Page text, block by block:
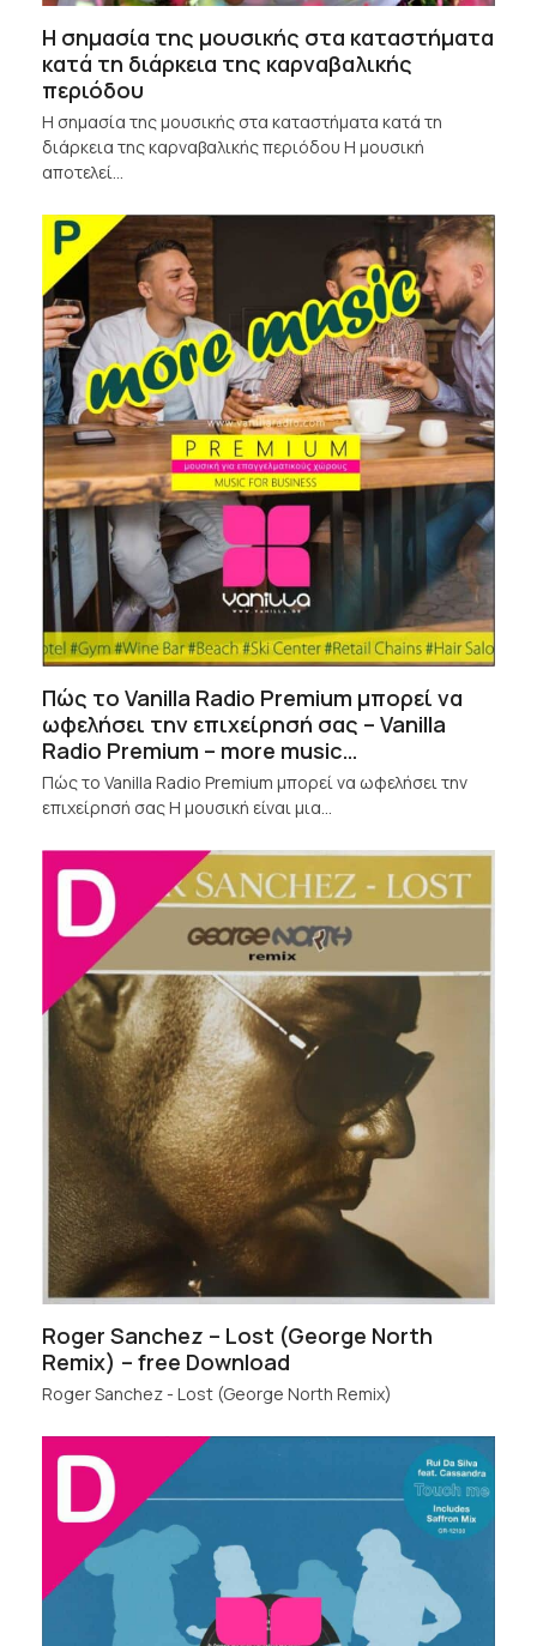
Η σημασία της μουσικής στα καταστήματα
κατά τη διάρκεια της καρναβαλικής
περιόδου
Η σημασία της μουσικής στα καταστήματα κατά τη
διάρκεια της καρναβαλικής περιόδου Η μουσική
αποτελεί…
Πώς το Vanilla Radio Premium μπορεί να
ωφελήσει την επιχείρησή σας – Vanilla
Radio Premium – more music…
Πώς το Vanilla Radio Premium μπορεί να ωφελήσει την
επιχείρησή σας Η μουσική είναι μια…
Roger Sanchez – Lost (George North
Remix) – free Download
Roger Sanchez - Lost (George North Remix)